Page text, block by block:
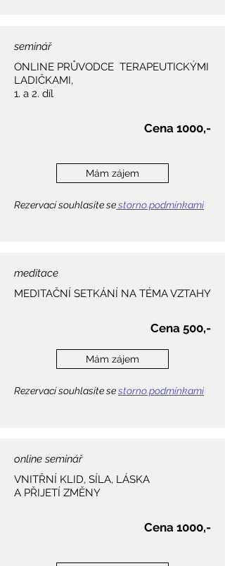
seminář
ONLINE PRŮVODCE TERAPEUTICKÝMI
LADIČKAMI,
1. a 2. díl
Cena 1000,-​
Mám zájem
Rezervací souhlasíte sestorno podmínkami
meditace
MEDITAČNÍ SETKÁNÍ NA TÉMA VZTAHY
Cena 500,-​​
Mám zájem
Rezervací souhlasíte sestorno podmínkami
online seminář
VNITŘNÍ KLID, SÍLA, LÁSKA
A PŘIJETÍ ZMĚNY
Cena 1000,-​